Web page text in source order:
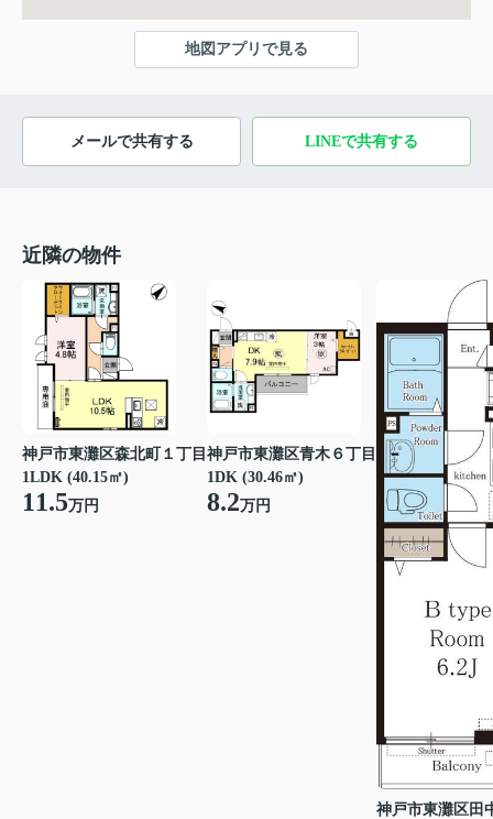
地図アプリで見る
メールで共有する LINEで共有する
近隣の物件
神戸市東灘区森北町１丁目
1LDK (40.15㎡)
11.5万円
神戸市東灘区青木６丁目
1DK (30.46㎡)
8.2万円
神戸市東灘区田